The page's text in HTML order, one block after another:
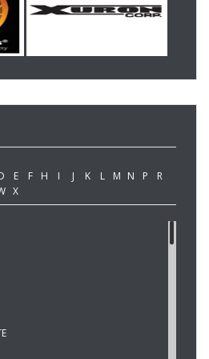
E F H I J K L M N P
R
X